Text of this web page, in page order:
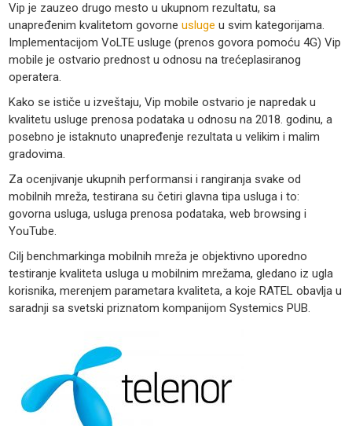
Vip je zauzeo drugo mesto u ukupnom rezultatu, sa
unapređenim kvalitetom govorneusluge u svim kategorijama.
Implementacijom VoLTE usluge (prenos govora pomoću 4G) Vip
mobile je ostvario prednost u odnosu na trećeplasiranog
operatera.
Kako se ističe u izveštaju, Vip mobile ostvario je napredak u
kvalitetu usluge prenosa podataka u odnosu na 2018. godinu, a
posebno je istaknuto unapređenje rezultata u velikim i malim
gradovima.
Za ocenjivanje ukupnih performansi i rangiranja svake od
mobilnih mreža, testirana su četiri glavna tipa usluga i to:
govorna usluga, usluga prenosa podataka, web browsing i
YouTube.
Cilj benchmarkinga mobilnih mreža je objektivno uporedno
testiranje kvaliteta usluga u mobilnim mrežama, gledano iz ugla
korisnika, merenjem parametara kvaliteta, a koje RATEL obavlja u
saradnji sa svetski priznatom kompanijom Systemics PUB.